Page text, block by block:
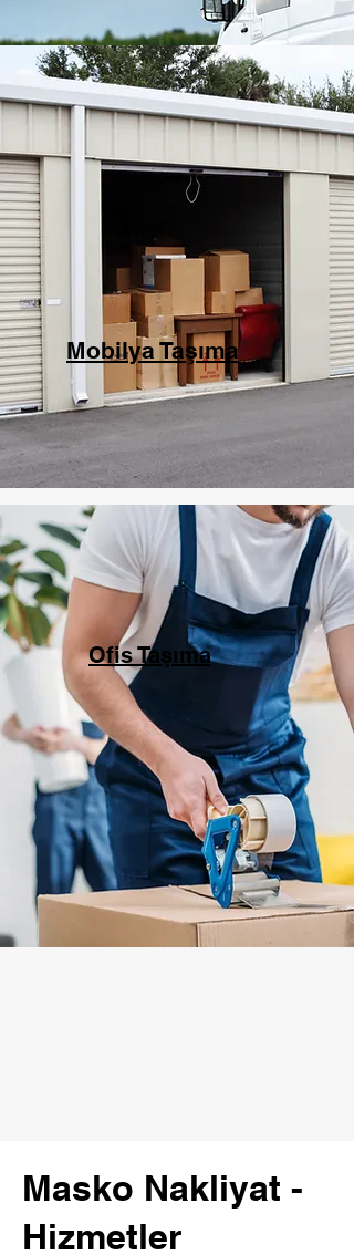
Mobilya Taşıma
Ofis Taşıma
Masko Nakliyat -
Hizmetler